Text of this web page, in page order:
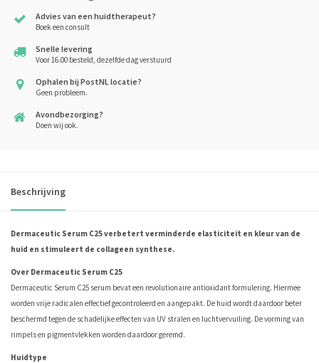
Advies van een huidtherapeut?
Boek een consult
Snelle levering
Voor 16.00 besteld, dezelfde dag verstuurd
Ophalen bij PostNL locatie?
Geen probleem.
Avondbezorging?
Doen wij ook.
Beschrijving
Dermaceutic Serum C25 verbetert verminderde elasticiteit en kleur van de
huid en stimuleert de collageen synthese.
Over Dermaceutic Serum C25
Dermaceutic Serum C25 serum bevat een revolutionaire antioxidant formulering. Hiermee
worden vrije radicalen effectief gecontroleerd en aangepakt. De huid wordt daardoor beter
beschermd tegen de schadelijke effecten van UV stralen en luchtvervuiling. De vorming van
rimpels en pigmentvlekken worden daardoor geremd.
Huidtype